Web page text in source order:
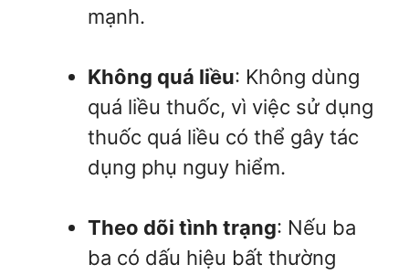
mạnh.
Không quá liều: Không dùng
quá liều thuốc, vì việc sử dụng
thuốc quá liều có thể gây tác
dụng phụ nguy hiểm.
Theo dõi tình trạng: Nếu ba
ba có dấu hiệu bất thường